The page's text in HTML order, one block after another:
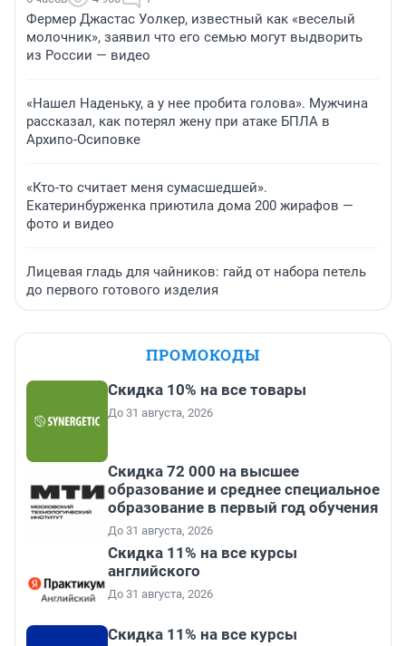
Фермер Джастас Уолкер, известный как «веселый
молочник», заявил что его семью могут выдворить
из России — видео
«Нашел Наденьку, а у нее пробита голова». Мужчина
рассказал, как потерял жену при атаке БПЛА в
Архипо-Осиповке
«Кто-то считает меня сумасшедшей».
Екатеринбурженка приютила дома 200 жирафов —
фото и видео
Лицевая гладь для чайников: гайд от набора петель
до первого готового изделия
ПРОМОКОДЫ
Скидка 10% на все товары
До 31 августа, 2026
Скидка 72 000 на высшее
образование и среднее специальное
образование в первый год обучения
До 31 августа, 2026
Скидка 11% на все курсы
английского
До 31 августа, 2026
Скидка 11% на все курсы